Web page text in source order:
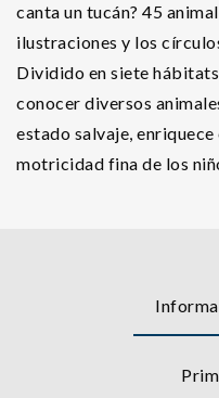
canta un tucán? 45
ilustraciones y los
Dividido en siete
conocer diversos
estado salvaje,
motricidad fina de los